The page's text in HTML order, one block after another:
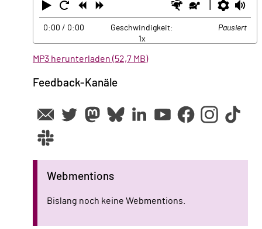
Abspielen
Neustart
Zurück Schneller
Langsamer
0:00 / 0:00
Geschwindigkeit:
1x
Pausiert
MP3 herunterladen (52,7 MB)
Feedback-Kanäle
Webmentions
Bislang noch keine Webmentions.